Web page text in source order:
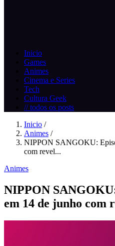
Inicio
Games
Animes
Cinema e Series
Tech
Cultura Geek
// todos os posts
Inicio /
Animes /
NIPPON SANGOKU:
com revel...
Animes
NIPPON
em 14 de junho com